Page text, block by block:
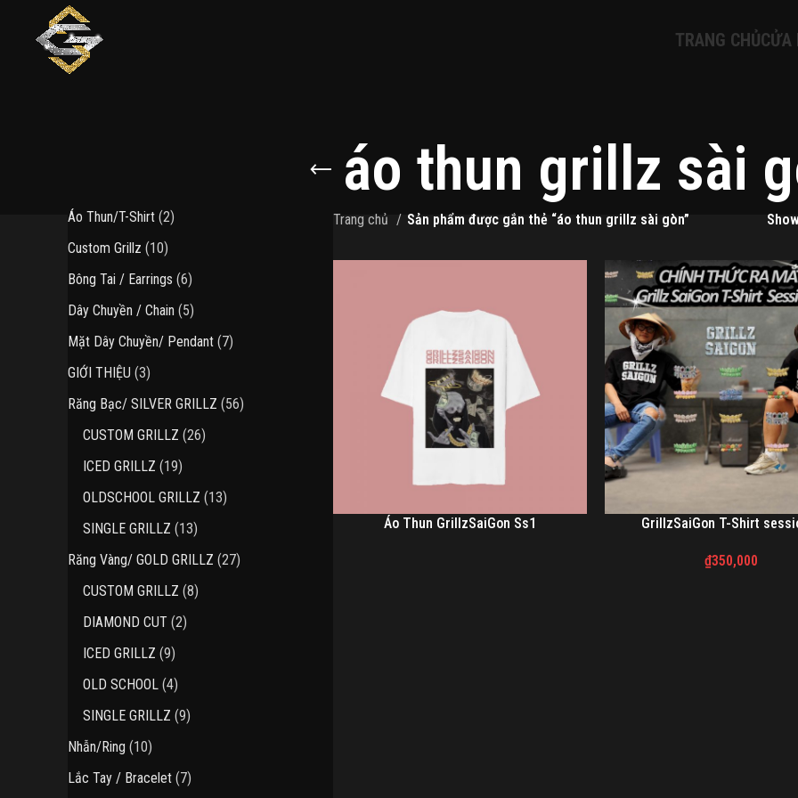
TRANG CHỦCỬA
áo thun grillz sài
Áo Thun/T-Shirt 22
Custom Grillz 1010
sản
phẩm
Bông Tai / Earrings 66
sản
phẩm
Dây Chuyền / Chain 55
sản
phẩm
Mặt Dây Chuyền/ Pendant 77
GIỚI THIỆU 33
sản
Răng Bạc/ SILVER GRILLZ 5656
CUSTOM GRILLZ 2626
ICED GRILLZ 1919
sản
phẩm
OLDSCHOOL GRILLZ 1313
SINGLE GRILLZ 1313
sản
phẩm
Răng Vàng/ GOLD GRILLZ 2727
CUSTOM GRILLZ 88
DIAMOND CUT 22
ICED GRILLZ 99
sản
phẩm
OLD SCHOOL 44
sản
phẩm
SINGLE GRILLZ 99
Nhẫn/Ring 1010
sản
phẩm
Lắc Tay / Bracelet 77
Trang chủ Sản phẩm được gắn thẻ “áo thun grillz sài gòn”
Áo Thun GrillzSaiGon Ss1 GrillzSaiGon T-Shirt
₫350,000